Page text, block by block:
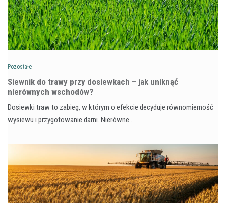
Pozostałe
Siewnik do trawy przy dosiewkach – jak uniknąć
nierównych wschodów?
Dosiewki traw to zabieg, w którym o efekcie decyduje równomierność
wysiewu i przygotowanie darni. Nierówne…